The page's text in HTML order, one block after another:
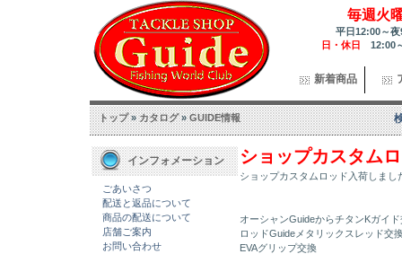
毎週火
平日12:00～
日・休日 12:00
新着商品
トップ»カタログ»GUIDE情報
インフォメーション
ごあいさつ
配送と返品について
商品の配送について
店舗ご案内
お問い合わせ
ショップカスタム
ショップカスタムロッド入荷しまし
オーシャンGuideからチタンKガイ
ロッドGuideメタリックスレッド交
EVAグリップ交換